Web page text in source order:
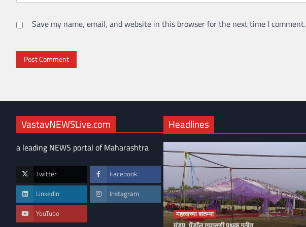
Save my name, email, and website in this browser for the next time I comment.
VastavNEWSLive.com
a leading NEWS portal of Maharashtra
Twitter Facebook
LinkedIn Instagram
YouTube
Headlines
महत्वाच्या बातम्या